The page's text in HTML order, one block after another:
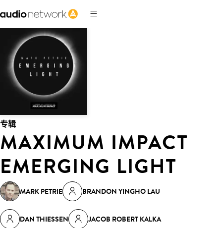
专辑
MAXIMUM IMPACT
EMERGING LIGHT
MARK PETRIE BRANDON YINGHO LAU
DAN THIESSEN JACOB ROBERT KALKA